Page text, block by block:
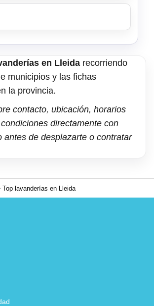
en Lleida recorriendo
municipios y las fichas
la provincia.
contacto, ubicación, horarios
directamente con
antes de desplazarte o contratar
Top lavanderías en Lleida